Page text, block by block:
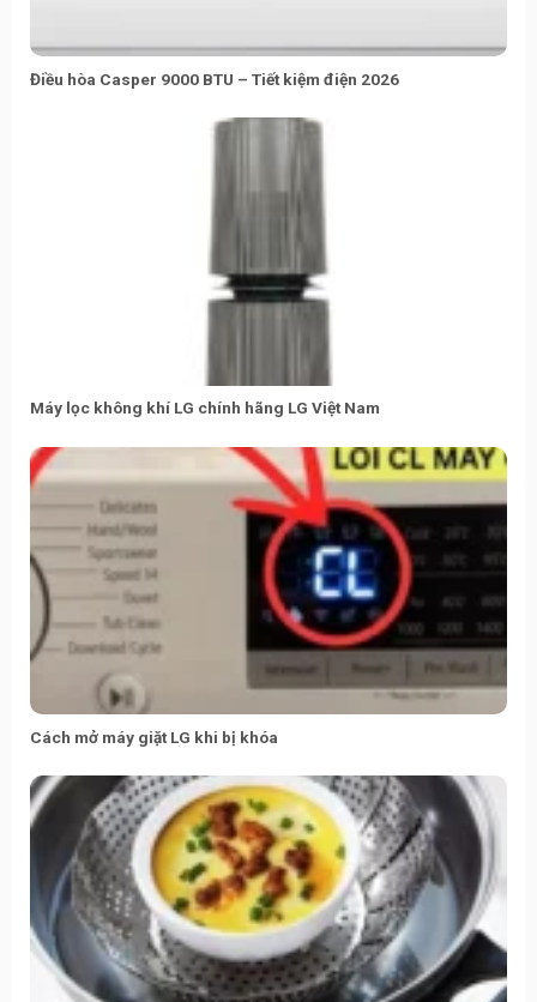
Điều hòa Casper 9000 BTU – Tiết kiệm điện 2026
Máy lọc không khí LG chính hãng LG Việt Nam
Cách mở máy giặt LG khi bị khóa